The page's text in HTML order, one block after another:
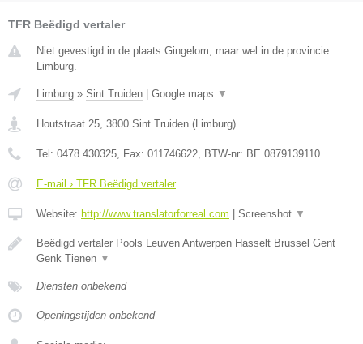
TFR Beëdigd vertaler
Niet gevestigd in de plaats Gingelom, maar wel in de provincie
Limburg.
Limburg » Sint Truiden Google maps ▼
Houtstraat 25, 3800 Sint Truiden (Limburg)
Tel: 0478 430325, Fax: 011746622, BTW-nr: BE 0879139110
E-mail › TFR Beëdigd vertaler
Website: http://www.translatorforreal.com Screenshot ▼
Beëdigd vertaler Pools Leuven Antwerpen Hasselt Brussel Gent
Genk Tienen ▼
Diensten onbekend
Openingstijden onbekend